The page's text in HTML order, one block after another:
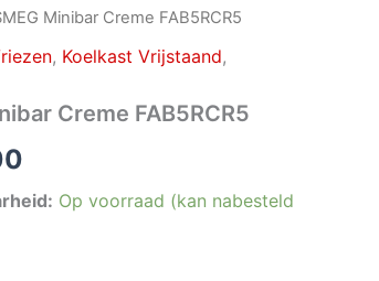
Minibar Creme FAB5RCR5
, Koelkast Vrijstaand,
Creme FAB5RCR5
Op voorraad (kan nabesteld